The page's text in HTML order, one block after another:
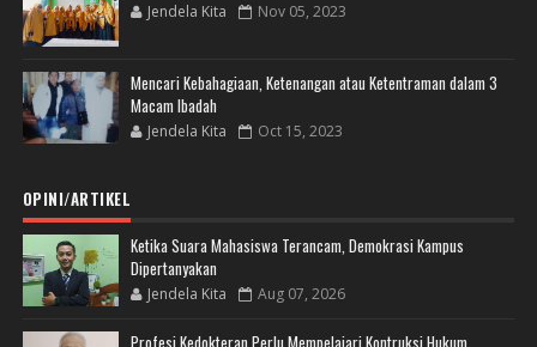
Jendela Kita Nov 05, 2023
Mencari Kebahagiaan, Ketenangan atau Ketentraman dalam 3
Macam Ibadah
Jendela Kita Oct 15, 2023
OPINI/ARTIKEL
Ketika Suara Mahasiswa Terancam, Demokrasi Kampus
Dipertanyakan
Jendela Kita Aug 07, 2026